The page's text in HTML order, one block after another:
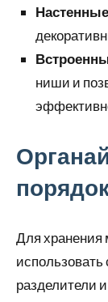
ниши и
Для хранения
разделители